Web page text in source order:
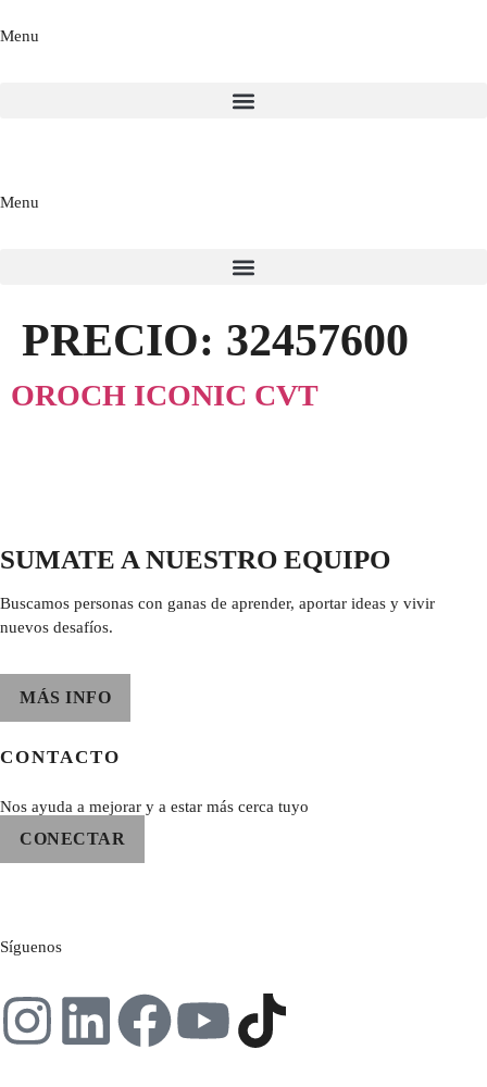
Menu
Menu
PRECIO: 32457600
OROCH ICONIC CVT
SUMATE A NUESTRO EQUIPO
Buscamos personas con ganas de aprender, aportar ideas y vivir
nuevos desafíos.
MÁS INFO
CONTACTO
Nos ayuda a mejorar y a estar más cerca tuyo
CONECTAR
Síguenos